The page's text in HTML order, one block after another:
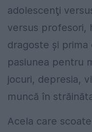
adolescenţi
versus profesori,
dragoste şi
pasiunea pentru
jocuri, depresia,
muncă în
Acela care